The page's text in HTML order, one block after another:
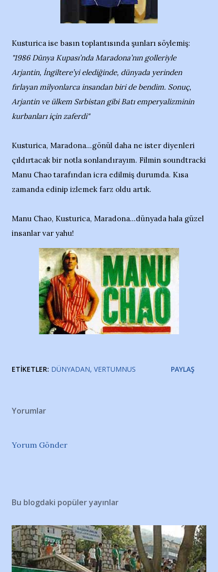
Kusturica ise basın toplantısında şunları söylemiş:
"1986 Dünya Kupası’nda Maradona’nın golleriyle
Arjantin, İngiltere’yi elediğinde, dünyada yerinden
fırlayan milyonlarca insandan biri de bendim. Sonuç,
Arjantin ve ülkem Sırbistan gibi Batı emperyalizminin
kurbanları için zaferdi"
Kusturica, Maradona...gönül daha ne ister diyenleri
çıldırtacak bir notla sonlandırayım. Filmin soundtracki
Manu Chao tarafından icra edilmiş durumda. Kısa
zamanda edinip izlemek farz oldu artık.
Manu Chao, Kusturica, Maradona...dünyada hala güzel
insanlar var yahu!
ETIKETLER: DÜNYADAN VERTUMNUS PAYLAŞ
Yorumlar
Yorum Gönder
Bu blogdaki popüler yayınlar